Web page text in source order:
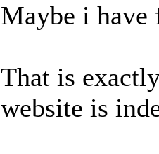
Maybe i have
That is
website is